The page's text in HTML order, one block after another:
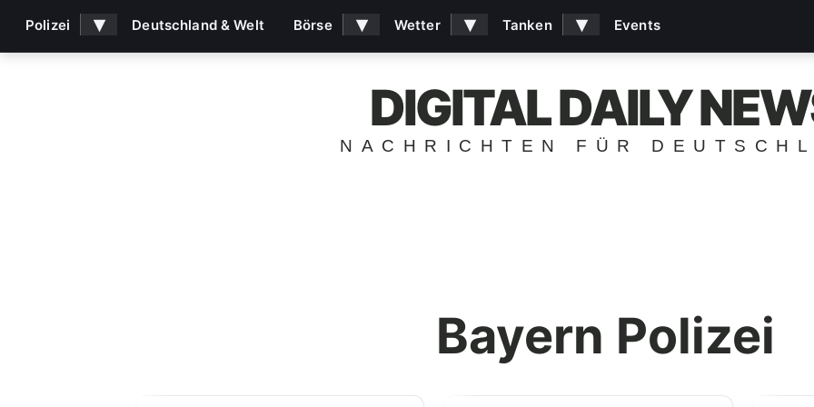
DIGITAL DAILY
NACHRICHTEN FÜR
Bayern Polizei
Polizei ▾ Deutschland & Welt Börse ▾ Wetter ▾ Tanken ▾ Events